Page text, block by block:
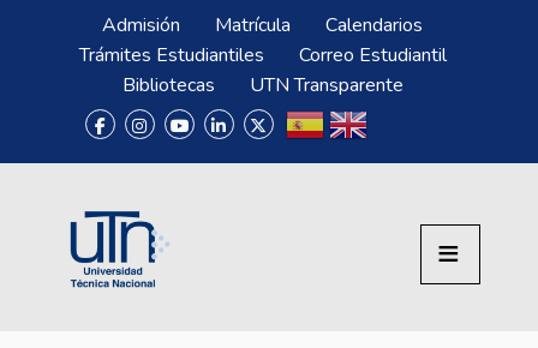
Pasar al contenido principal
Menú SuperiorAdmisión Matrícula
Calendarios
Trámites Estudiantiles
Correo Estudiantil
Bibliotecas
UTN Transparente